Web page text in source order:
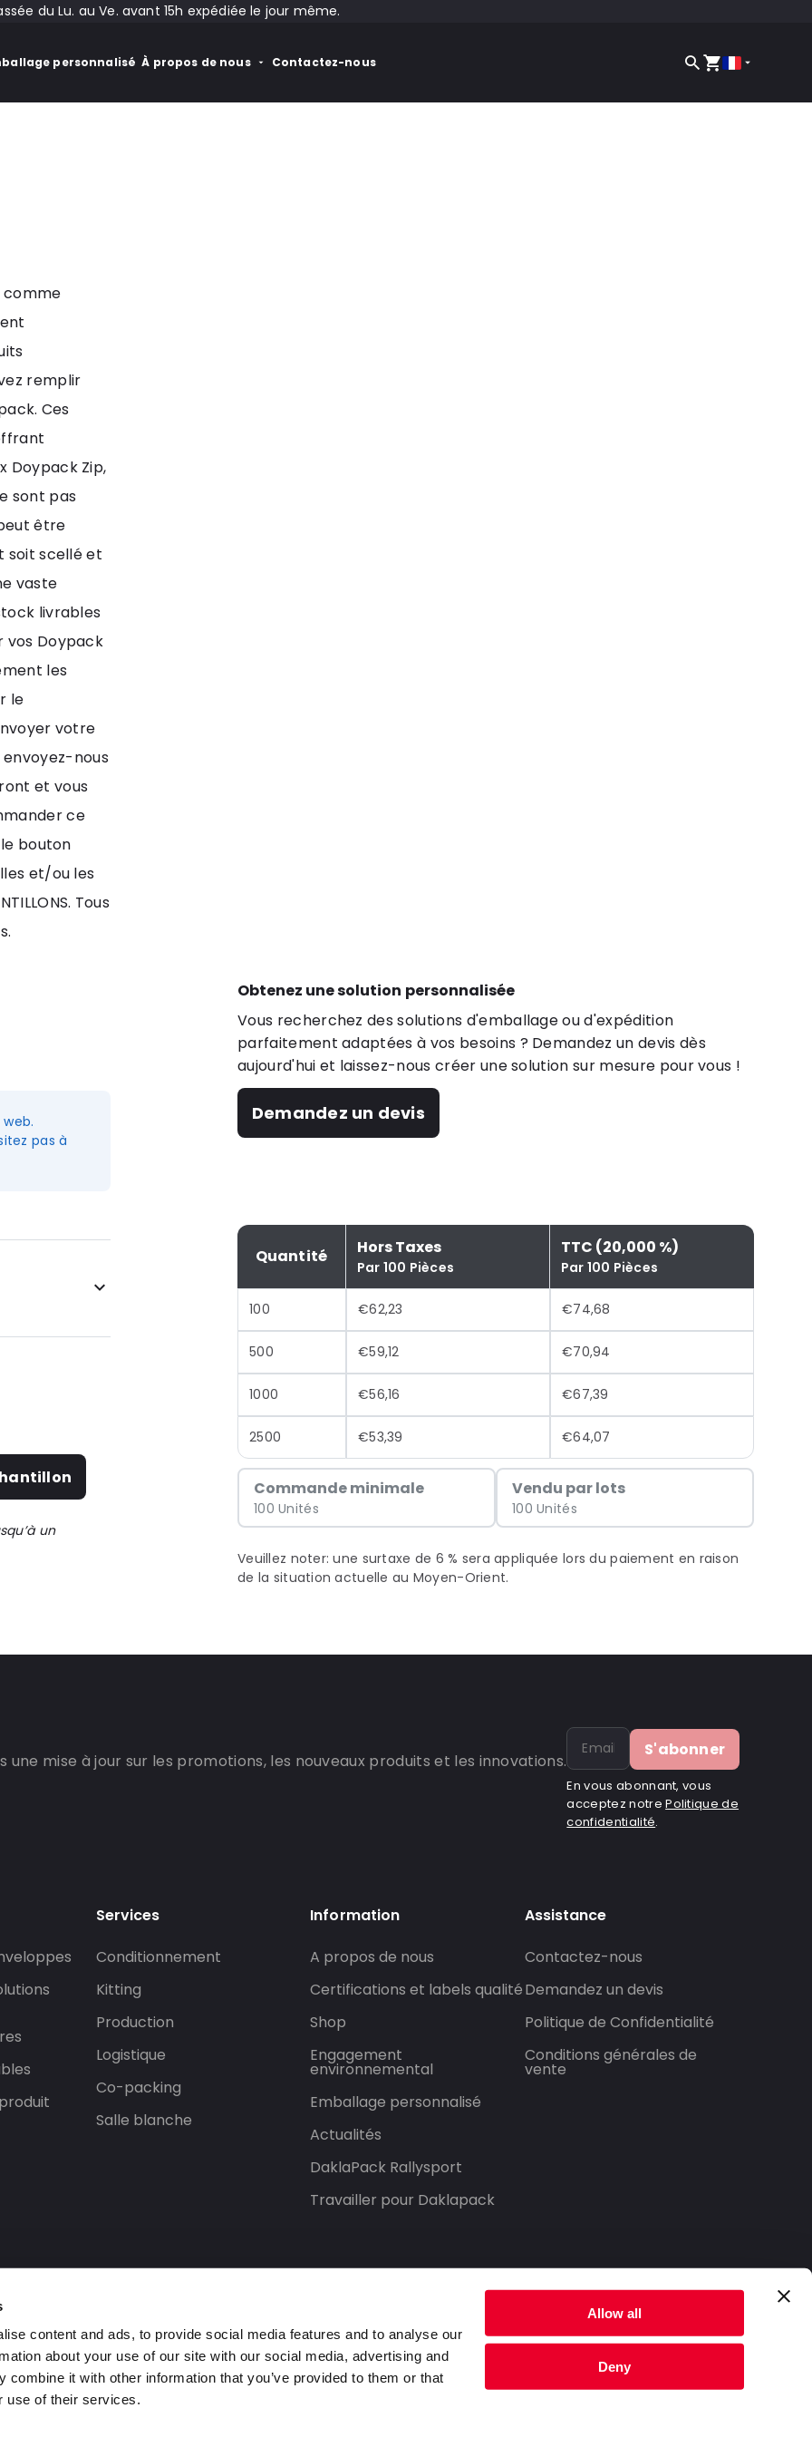
content and ads, to provide social media features and to analyse our
about your use of our site with our social media, advertising and
combine it with other information that you’ve provided to them or that
use of their services.
Allow all
Deny
du Lu. au Ve. avant 15h expédiée le jour même.
personnalisé À propos de nous Contactez-nous
Obtenez une solution personnalisée
Vous recherchez des solutions d'emballage ou d'expédition
parfaitement adaptées à vos besoins ? Demandez un devis dès
aujourd'hui et laissez-nous créer une solution sur mesure pour vous !
Demandez un devis
Quantité Hors Taxes
Par 100 Pièces
TTC (20,000 %)
Par 100 Pièces
100 €62,23 €74,68
500 €59,12 €70,94
1000 €56,16 €67,39
2500 €53,39 €64,07
Commande minimale
100 Unités
Vendu par lots
100 Unités
Veuillez noter: une surtaxe de 6 % sera appliquée lors du paiement en raison
de la situation actuelle au Moyen-Orient.
comme
remplir
Ces
Doypack Zip,
sont pas
être
soit scellé et
vaste
livrables
vos Doypack
les
le
votre
nous
et vous
ce
bouton
et/ou les
Tous
pas à
un
une mise à jour sur les promotions, les nouveaux produits et les innovations.
S'abonner
En vous abonnant, vous
acceptez notrePolitique de
confidentialité.
Services
Conditionnement
Kitting
Production
Logistique
Co-packing
Salle blanche
Information
A propos de nous
Certifications et labels qualité
Shop
Engagement
environnemental
Emballage personnalisé
Actualités
DaklaPack Rallysport
Travailler pour Daklapack
Assistance
Contactez-nous
Demandez un devis
Politique de Confidentialité
Conditions générales de
vente